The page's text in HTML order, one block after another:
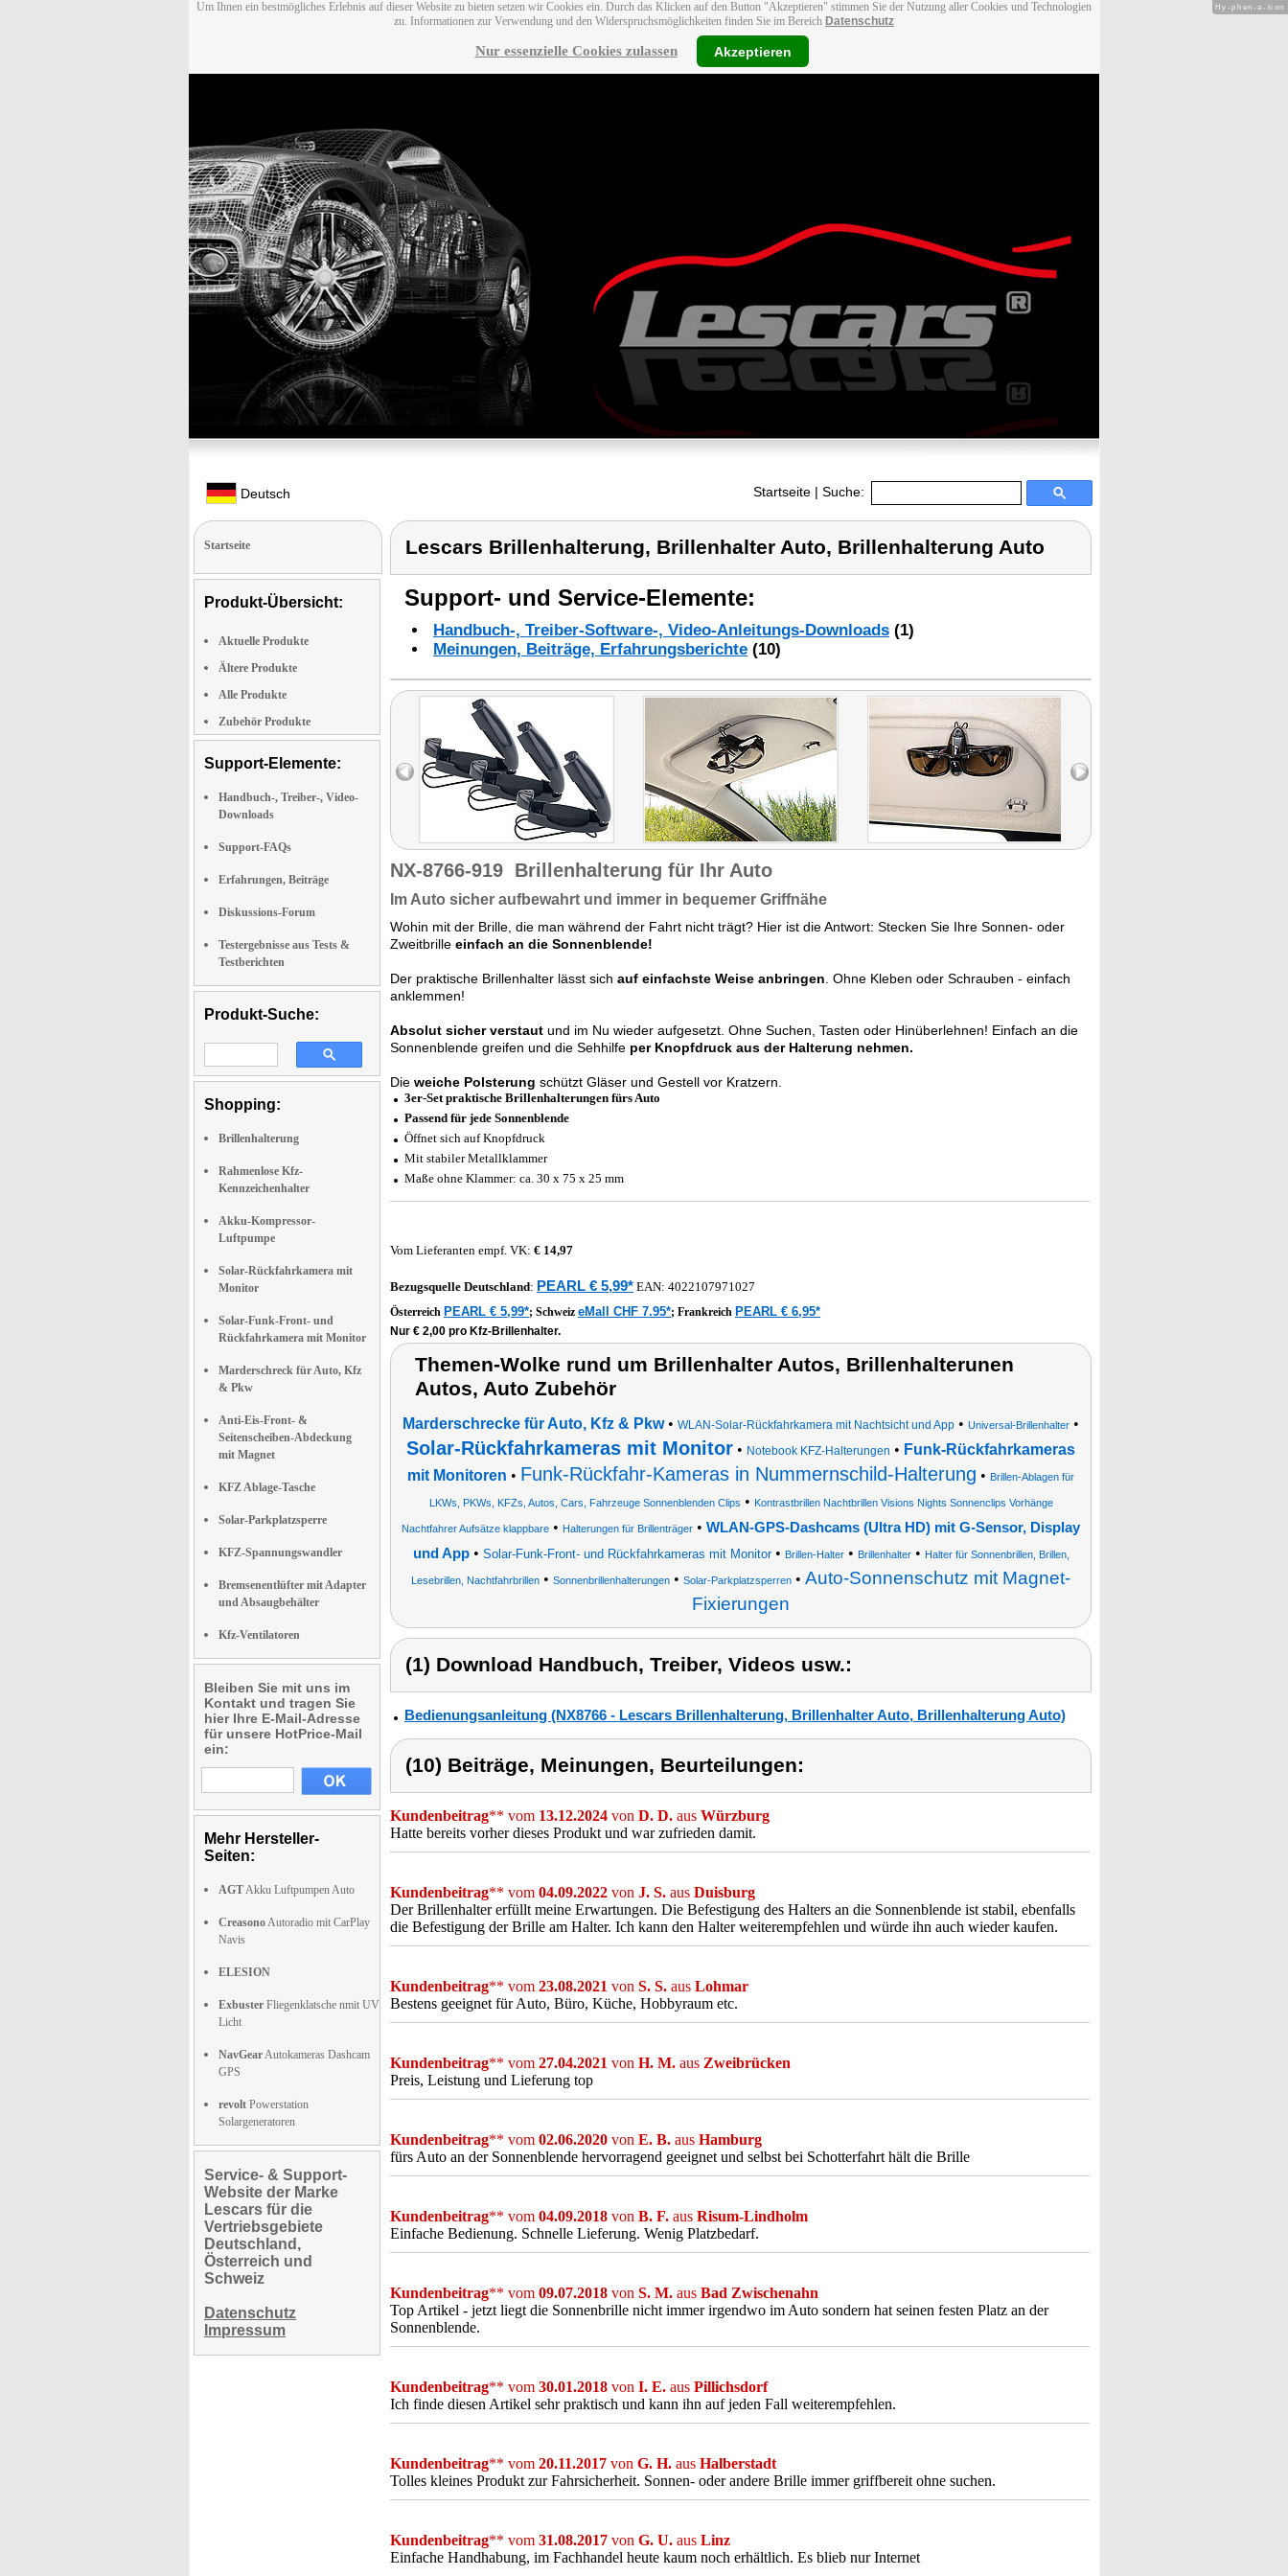
Um Ihnen ein bestmögliches Erlebnis auf dieser Website zu bieten setzen wir Cookies ein. Durch das Klicken auf den Button "Akzeptieren" stimmen Sie der Nutzung aller Cookies und Technologien
zu. Informationen zur Verwendung und den Widerspruchsmöglichkeiten finden Sie im Bereich Datenschutz
Nur essenzielle Cookies zulassen Akzeptieren
Deutsch Startseite | Suche:
Startseite
Produkt-Übersicht:
Aktuelle Produkte
Ältere Produkte
Alle Produkte
Zubehör Produkte
Support-Elemente:
Handbuch-, Treiber-, Video-
Downloads
Support-FAQs
Erfahrungen, Beiträge
Diskussions-Forum
Testergebnisse aus Tests &
Testberichten
Produkt-Suche:
Shopping:
Brillenhalterung
Rahmenlose Kfz-
Kennzeichenhalter
Akku-Kompressor-
Luftpumpe
Solar-Rückfahrkamera mit
Monitor
Solar-Funk-Front- und
Rückfahrkamera mit Monitor
Marderschreck für Auto, Kfz
& Pkw
Anti-Eis-Front- &
Seitenscheiben-Abdeckung
mit Magnet
KFZ Ablage-Tasche
Solar-Parkplatzsperre
KFZ-Spannungswandler
Bremsenentlüfter mit Adapter
und Absaugbehälter
Kfz-Ventilatoren
Bleiben Sie mit uns im
Kontakt und tragen Sie
hier Ihre E-Mail-Adresse
für unsere HotPrice-Mail
ein:
Mehr Hersteller-
Seiten:
AGTAkku Luftpumpen Auto
CreasonoAutoradio mit CarPlay
Navis
ELESION
Exbuster Fliegenklatsche nmit UV
Licht
NavGearAutokameras Dashcam
GPS
revolt Powerstation
Solargeneratoren
Service- & Support-
Website der Marke
Lescars für die
Vertriebsgebiete
Deutschland,
Österreich und
Schweiz
Datenschutz
Impressum
Lescars Brillenhalterung, Brillenhalter Auto, Brillenhalterung Auto
Support- und Service-Elemente:
Handbuch-, Treiber-Software-, Video-Anleitungs-Downloads (1)
Meinungen, Beiträge, Erfahrungsberichte (10)
NX-8766-919 Brillenhalterung für Ihr Auto
Im Auto sicher aufbewahrt und immer in bequemer Griffnähe
Wohin mit der Brille, die man während der Fahrt nicht trägt? Hier ist die Antwort: Stecken Sie Ihre Sonnen- oder
Zweitbrille einfach an die Sonnenblende!
Der praktische Brillenhalter lässt sich auf einfachste Weise anbringen . Ohne Kleben oder Schrauben - einfach
anklemmen!
Absolut sicher verstaut und im Nu wieder aufgesetzt. Ohne Suchen, Tasten oder Hinüberlehnen! Einfach an die
Sonnenblende greifen und die Sehhilfe per Knopfdruck aus der Halterung nehmen.
Die weiche Polsterung schützt Gläser und Gestell vor Kratzern.
3er-Set praktische Brillenhalterungen fürs Auto
Passend für jede Sonnenblende
Öffnet sich auf Knopfdruck
Mit stabiler Metallklammer
Maße ohne Klammer: ca. 30 x 75 x 25 mm
Vom Lieferanten empf. VK: € 14,97
Bezugsquelle Deutschland: PEARL € 5,99* EAN: 4022107971027
Österreich PEARL € 5,99*; Schweiz eMall CHF 7.95*; Frankreich PEARL € 6,95*
Nur € 2,00 pro Kfz-Brillenhalter.
Themen-Wolke rund um Brillenhalter Autos, Brillenhalterunen
Autos, Auto Zubehör
Marderschrecke für Auto, Kfz & Pkw• WLAN-Solar-Rückfahrkamera mit Nachtsicht und App • Universal-Brillenhalter •
Solar-Rückfahrkameras mit Monitor • Notebook KFZ-Halterungen • Funk-Rückfahrkameras
mit Monitoren • Funk-Rückfahr-Kameras in Nummernschild-Halterung • Brillen-Ablagen für
LKWs, PKWs, KFZs, Autos, Cars, Fahrzeuge Sonnenblenden Clips • Kontrastbrillen Nachtbrillen Visions Nights Sonnenclips Vorhänge
Nachtfahrer Aufsätze klappbare • Halterungen für Brillenträger • WLAN-GPS-Dashcams (Ultra HD) mit G-Sensor, Display
und App• Solar-Funk-Front- und Rückfahrkameras mit Monitor• Brillen-Halter• Brillenhalter• Halter für Sonnenbrillen, Brillen,
Lesebrillen, Nachtfahrbrillen • Sonnenbrillenhalterungen • Solar-Parkplatzsperren • Auto-Sonnenschutz mit Magnet-
Fixierungen
(1) Download Handbuch, Treiber, Videos usw.:
Bedienungsanleitung (NX8766 - Lescars Brillenhalterung, Brillenhalter Auto, Brillenhalterung Auto)
(10) Beiträge, Meinungen, Beurteilungen:
Kundenbeitrag** vom 13.12.2024 von D. D. aus Würzburg
Hatte bereits vorher dieses Produkt und war zufrieden damit.
Kundenbeitrag** vom 04.09.2022 von J. S. aus Duisburg
Der Brillenhalter erfüllt meine Erwartungen. Die Befestigung des Halters an die Sonnenblende ist stabil, ebenfalls
die Befestigung der Brille am Halter. Ich kann den Halter weiterempfehlen und würde ihn auch wieder kaufen.
Kundenbeitrag** vom 23.08.2021 von S. S. aus Lohmar
Bestens geeignet für Auto, Büro, Küche, Hobbyraum etc.
Kundenbeitrag** vom 27.04.2021 von H. M. aus Zweibrücken
Preis, Leistung und Lieferung top
Kundenbeitrag** vom 02.06.2020 von E. B. aus Hamburg
fürs Auto an der Sonnenblende hervorragend geeignet und selbst bei Schotterfahrt hält die Brille
Kundenbeitrag** vom 04.09.2018 von B. F. aus Risum-Lindholm
Einfache Bedienung. Schnelle Lieferung. Wenig Platzbedarf.
Kundenbeitrag** vom 09.07.2018 von S. M. aus Bad Zwischenahn
Top Artikel - jetzt liegt die Sonnenbrille nicht immer irgendwo im Auto sondern hat seinen festen Platz an der
Sonnenblende.
Kundenbeitrag** vom 30.01.2018 von I. E. aus Pillichsdorf
Ich finde diesen Artikel sehr praktisch und kann ihn auf jeden Fall weiterempfehlen.
Kundenbeitrag** vom 20.11.2017 von G. H. aus Halberstadt
Tolles kleines Produkt zur Fahrsicherheit. Sonnen- oder andere Brille immer griffbereit ohne suchen.
Kundenbeitrag** vom 31.08.2017 von G. U. aus Linz
Einfache Handhabung, im Fachhandel heute kaum noch erhältlich. Es blieb nur Internet
Hy-phen-a-tion